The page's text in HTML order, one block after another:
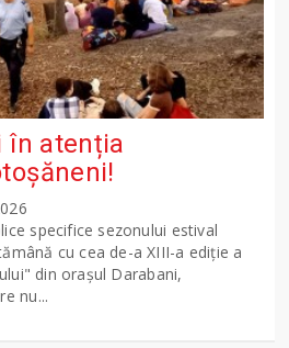
în atenția
specifice sezonului estival
cu cea de-a XIII-a ediție a
din orașul Darabani,
nu...